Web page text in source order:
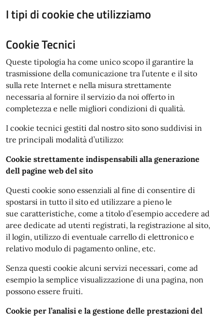
I tipi di cookie che utilizziamo
Cookie Tecnici
Queste tipologia ha come unico scopo il garantire la
trasmissione della comunicazione tra l’utente e il sito
sulla rete Internet e nella misura strettamente
necessaria al fornire il servizio da noi offerto in
completezza e nelle migliori condizioni di qualità.
I cookie tecnici gestiti dal nostro sito sono suddivisi in
tre principali modalità d’utilizzo:
Cookie strettamente indispensabili alla generazione
dell pagine web del sito
Questi cookie sono essenziali al fine di consentire di
spostarsi in tutto il sito ed utilizzare a pieno le
sue caratteristiche, come a titolo d’esempio accedere ad
aree dedicate ad utenti registrati, la registrazione al sito,
il login, utilizzo di eventuale carrello di elettronico e
relativo modulo di pagamento online, etc.
Senza questi cookie alcuni servizi necessari, come ad
esempio la semplice visualizzazione di una pagina, non
possono essere fruiti.
Cookie per l’analisi e la gestione delle prestazioni del